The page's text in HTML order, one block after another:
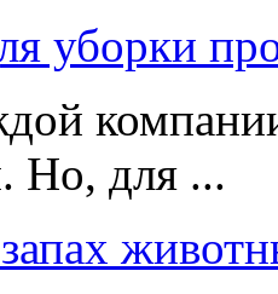
уборки
Но, для ...